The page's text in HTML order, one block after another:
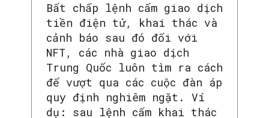
Bất chấp lệnh cấm giao dịch
tiền điện tử, khai thác và
cảnh báo sau đó đối với
NFT, các nhà giao dịch
Trung Quốc luôn tìm ra cách
để vượt qua các cuộc đàn áp
quy định nghiêm ngặt. Ví
dụ: sau lệnh cấm khai thác